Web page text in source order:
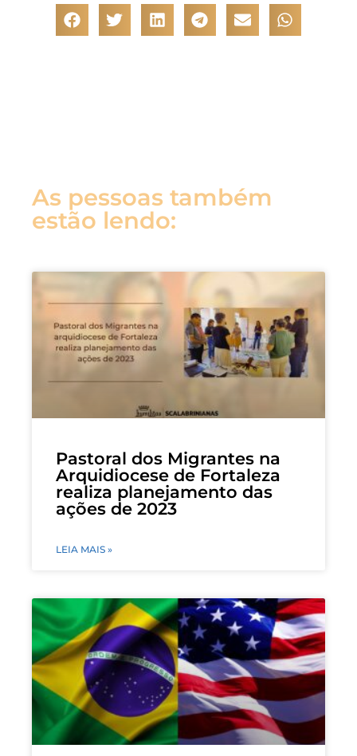
As pessoas também
estão lendo:
Pastoral dos Migrantes na
Arquidiocese de Fortaleza
realiza planejamento das
ações de 2023
LEIA MAIS »